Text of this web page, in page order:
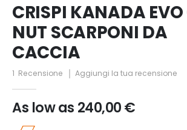
all'inizio
della
galleria
di
immagini
CRISPI KANADA EVO
NUT SCARPONI DA
CACCIA
1 Recensione Aggiungi la tua recensione
As low as 240,00 €